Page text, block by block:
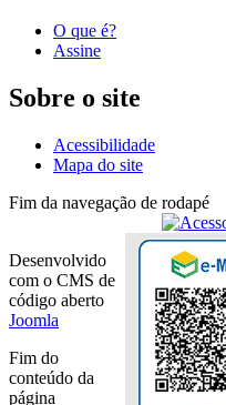
O que é?
Assine
Sobre o site
Acessibilidade
Mapa do site
Fim da navegação de rodapé
Desenvolvido
com o CMS de
código aberto
Joomla
Fim do
conteúdo da
página